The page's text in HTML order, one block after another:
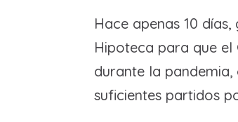
Hace apenas 10
Hipoteca para que
durante la
suficientes partidos